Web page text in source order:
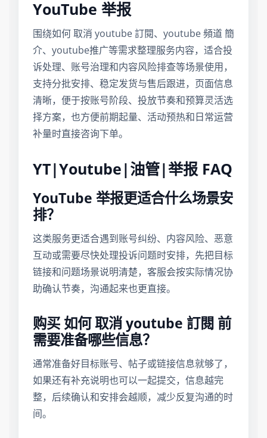
YouTube 举报
围绕如何 取消 youtube 訂閱、youtube 頻道 簡
介、youtube推广等需求整理服务内容，适合投
诉处理、账号治理和内容风险排查等场景使用，
支持分批安排、稳定发货与售后跟进，页面信息
清晰，便于按账号阶段、投放节奏和预算灵活选
择方案，也方便前期起量、活动预热和日常运营
补量时直接咨询下单。
YT|Youtube|油管|举报 FAQ
YouTube 举报更适合什么场景安
排？
这类服务更适合遇到账号纠纷、内容风险、恶意
互动或需要尽快处理投诉问题时安排，先把目标
链接和问题场景说明清楚，客服会按实际情况协
助确认节奏，沟通起来也更直接。
购买 如何 取消 youtube 訂閱 前
需要准备哪些信息？
通常准备好目标账号、帖子或链接信息就够了，
如果还有补充说明也可以一起提交，信息越完
整，后续确认和安排会越顺，减少反复沟通的时
间。